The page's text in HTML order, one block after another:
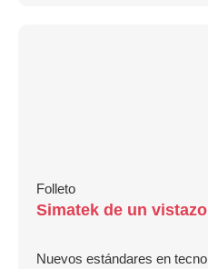
Folleto
Simatek de un vistazo
Nuevos estándares en